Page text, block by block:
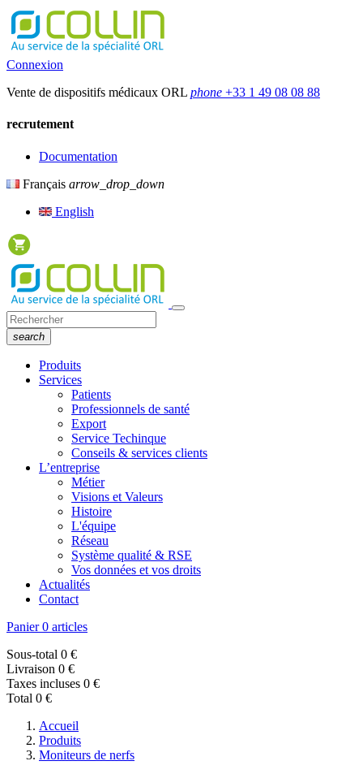
Connexion
Vente de dispositifs médicaux ORL phone +33 1 49 08 08 88
recrutement
Documentation
Français arrow_drop_down
English
search
Produits
Services
Patients
Professionnels de santé
Export
Service Techinque
Conseils & services clients
L’entreprise
Métier
Visions et Valeurs
Histoire
L'équipe
Réseau
Système qualité & RSE
Vos données et vos droits
Actualités
Contact
Panier 0 articles
Sous-total 0 €
Livraison 0 €
Taxes incluses 0 €
Total 0 €
Accueil
Produits
Moniteurs de nerfs